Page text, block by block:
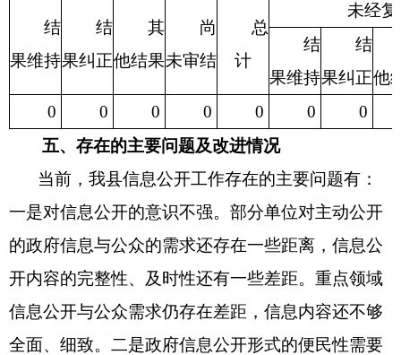
结
果维持
结
果纠正
其
他结果
尚
未审结
总
计
未经
结
果维持
结
果纠正他
0
0 0 0 0 0
0
五、存在的主要问题及改进情况
当前，我县信息公开工作存在的主要问题有：
一是对信息公开的意识不强。部分单位对主动公开
的政府信息与公众的需求还存在一些距离，信息公
开内容的完整性、及时性还有一些差距。重点领域
信息公开与公众需求仍存在差距，信息内容还不够
全面、细致。二是政府信息公开形式的便民性需要